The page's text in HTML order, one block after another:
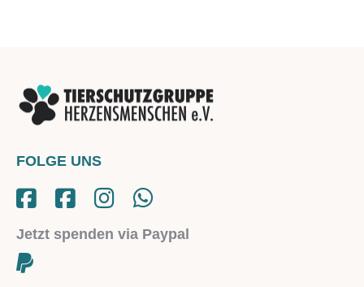
FOLGE UNS
Jetzt spenden via Paypal